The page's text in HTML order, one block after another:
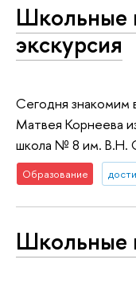
Школьные
экскурсия
Сегодня знакомим
Матвея Корнеева
школа № 8 им. В.Н.
Образование
Школьные